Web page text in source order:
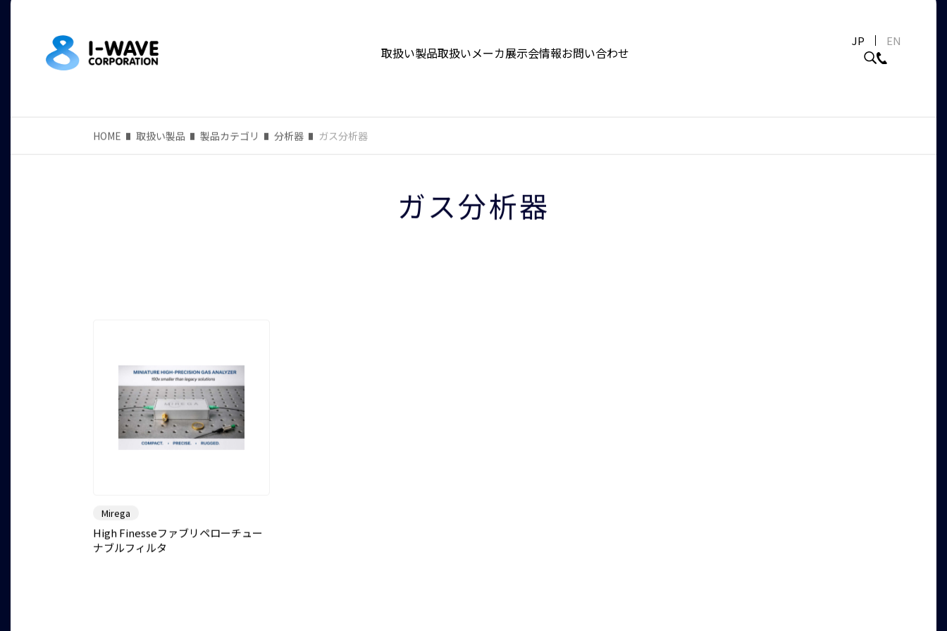
取扱い製品取扱いメーカ展示会情報お問い合わせ
JP EN
HOME 取扱い製品 製品カテゴリ 分析器 ガス分析器
ガス分析器
Mirega
High Finesseファブリペローチュー
ナブルフィルタ